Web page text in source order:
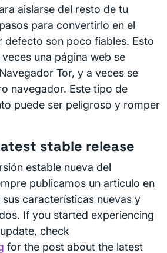
aislarse del resto de tu
para convertirlo en el
defecto son poco fiables. Esto
una página web se
Tor, y a veces se
navegador. Este tipo de
puede ser peligroso y romper
stable release
estable nueva del
publicamos un artículo en
características nuevas y
If you started experiencing
check
for the post about the latest